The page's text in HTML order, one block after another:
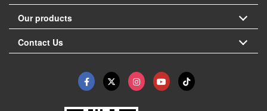
Our products
Contact Us